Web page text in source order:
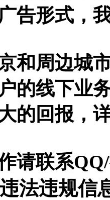
告形式，
和周边城
的线下业
的回报，
请联系
法违规信